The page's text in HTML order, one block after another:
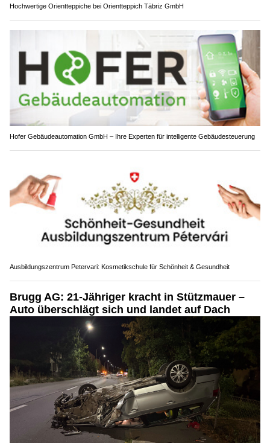
Hochwertige Orientteppiche bei Orientteppich Täbriz GmbH
Hofer Gebäudeautomation GmbH – Ihre Experten für intelligente Gebäudesteuerung
Ausbildungszentrum Petervari: Kosmetikschule für Schönheit & Gesundheit
Brugg AG: 21-Jähriger kracht in Stützmauer –
Auto überschlägt sich und landet auf Dach